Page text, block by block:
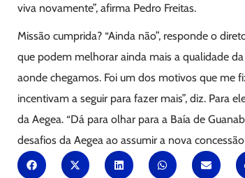
viva novamente”, afirma Pedro Freitas.
Missão cumprida? “Ainda não”, responde o
que podem melhorar ainda mais a qualidade
aonde chegamos. Foi um dos motivos que me
incentivam a seguir para fazer mais”, diz. Para
da Aegea. “Dá para olhar para a Baía de
desafios da Aegea ao assumir a nova